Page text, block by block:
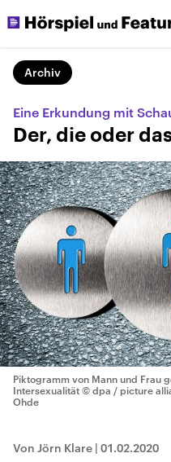
Archiv
Eine Erkundung mit
Der, die oder
Piktogramm von Mann und Frau
Intersexualität © dpa / picture
Ohde
Von Jörn Klare | 01.02.2020